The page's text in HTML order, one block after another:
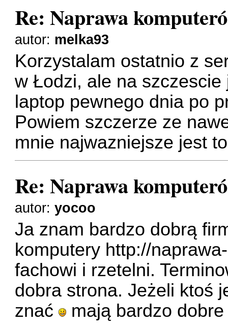
Re: Naprawa
autor: melka93
Korzystalam ostatnio z
w Łodzi, ale na
laptop pewnego dnia po
Powiem szczerze ze
mnie najwazniejsze jest
Re: Naprawa
autor:yocoo
Ja znam bardzo dobrą
komputery http://
fachowi i rzetelni.
dobra strona. Jeżeli ktoś
znać
mają bardzo